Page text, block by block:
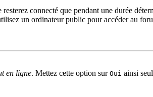
connecté que pendant une durée
un ordinateur public pour accéder au
en ligne. Mettez cette option sur Oui ainsi